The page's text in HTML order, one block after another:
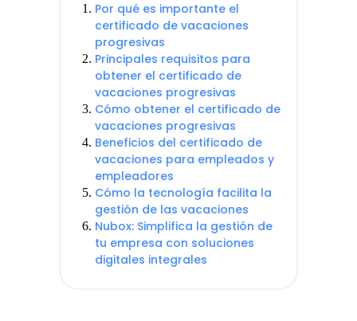
Por qué es importante el
certificado de vacaciones
progresivas
Principales requisitos para
obtener el certificado de
vacaciones progresivas
Cómo obtener el certificado de
vacaciones progresivas
Beneficios del certificado de
vacaciones para empleados y
empleadores
Cómo la tecnología facilita la
gestión de las vacaciones
Nubox: Simplifica la gestión de
tu empresa con soluciones
digitales integrales